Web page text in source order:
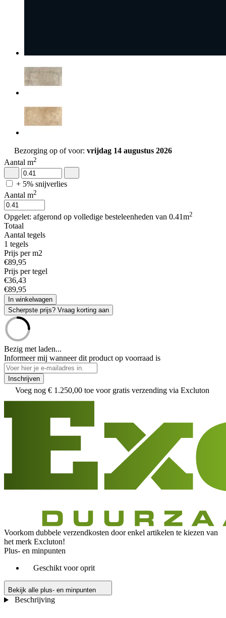
Bezorging op of voor: vrijdag 14 augustus 2026
Aantal m2
+ 5% snijverlies
Aantal m2
Opgelet: afgerond op volledige besteleenheden van 0.41m2
Totaal
Aantal tegels
1 tegels
Prijs per m2
€89,95
Prijs per tegel
€36,43
€89,95
In winkelwagen
Scherpste prijs? Vraag korting aan
Bezig met laden...
Informeer mij wanneer dit product op voorraad is
Inschrijven
Voeg nog € 1.250,00 toe voor gratis verzending via Excluton
Voorkom dubbele verzendkosten door enkel artikelen te kiezen van
het merk Excluton!
Plus- en minpunten
Geschikt voor oprit
Bekijk alle plus- en minpunten
Beschrijving